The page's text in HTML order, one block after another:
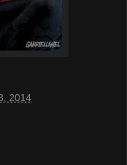
2014